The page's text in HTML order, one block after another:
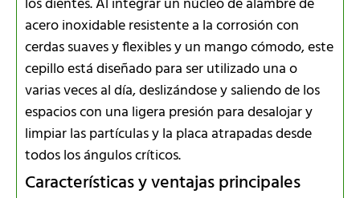
acero inoxidable resistente a la corrosión con
cerdas suaves y flexibles y un mango cómodo, este
cepillo está diseñado para ser utilizado una o
varias veces al día, deslizándose y saliendo de los
espacios con una ligera presión para desalojar y
limpiar las partículas y la placa atrapadas desde
todos los ángulos críticos.
Características y ventajas principales